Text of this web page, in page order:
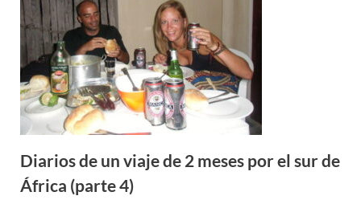
Diarios de un viaje de 2 meses por el sur de
África (parte 4)